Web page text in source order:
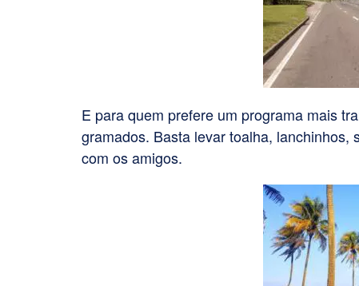
E para quem prefere um programa mais
gramados. Basta levar toalha,
com os amigos.